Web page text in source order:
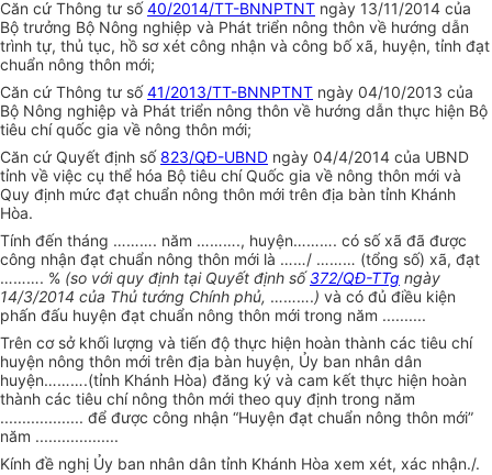
Căn cứ Thông tư số40/2014/TT-BNNPTNT ngày 13/11/2014 của
Bộ trưởng Bộ Nông nghiệp và Phát triển nông thôn về hướng dẫn
trình tự, thủ tục, hồ sơ xét công nhận và công bố xã, huyện, tỉnh đạt
chuẩn nông thôn mới;
Căn cứ Thông tư số41/2013/TT-BNNPTNT ngày 04/10/2013 của
Bộ Nông nghiệp và Phát triển nông thôn về hướng dẫn thực hiện Bộ
tiêu chí quốc gia về nông thôn mới;
Căn cứ Quyết định số823/QĐ-UBND ngày 04/4/2014 của UBND
tỉnh về việc cụ thể hóa Bộ tiêu chí Quốc gia về nông thôn mới và
Quy định mức đạt chuẩn nông thôn mới trên địa bàn tỉnh Khánh
Hòa.
Tính đến tháng ………. năm ………., huyện………. có số xã đã được
công nhận đạt chuẩn nông thôn mới là ……/ ……… (tổng số) xã, đạt
………. % (so với quy định tại Quyết định số372/QĐ-TTg ngày
14/3/2014 của Thủ tướng Chính phủ, ……….) và có đủ điều kiện
phấn đấu huyện đạt chuẩn nông thôn mới trong năm ..........
Trên cơ sở khối lượng và tiến độ thực hiện hoàn thành các tiêu chí
huyện nông thôn mới trên địa bàn huyện, Ủy ban nhân dân
huyện……….(tỉnh Khánh Hòa) đăng ký và cam kết thực hiện hoàn
thành các tiêu chí nông thôn mới theo quy định trong năm
................... để được công nhận “Huyện đạt chuẩn nông thôn mới”
năm ...................
Kính đề nghị Ủy ban nhân dân tỉnh Khánh Hòa xem xét, xác nhận./.